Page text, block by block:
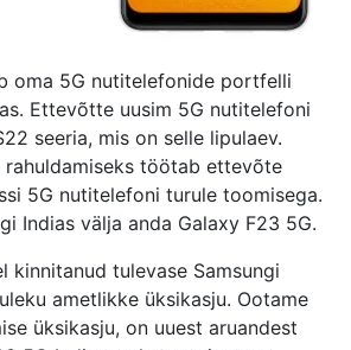
oma 5G nutitelefonide portfelli
Ettevõtte uusim 5G nutitelefoni
seeria, mis on selle lipulaev.
rahuldamiseks töötab ettevõte
5G nutitelefoni turule toomisega.
Indias välja anda Galaxy F23 5G.
kinnitanud tulevase Samsungi
ametlikke üksikasju. Ootame
üksikasju, on uuest aruandest